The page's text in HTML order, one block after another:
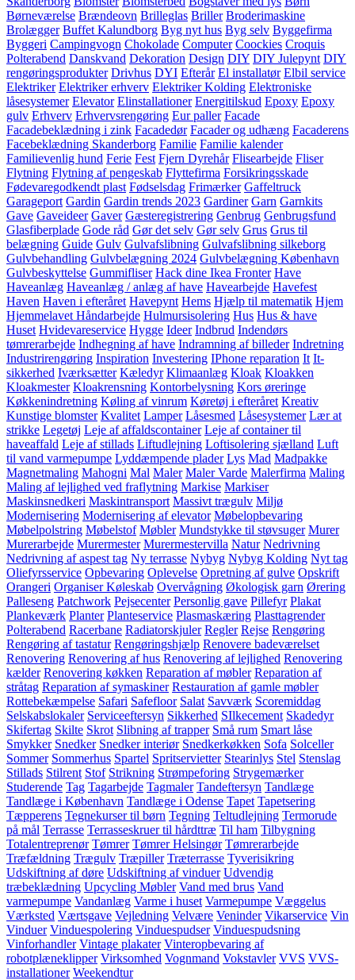
Børneværelse Brændeovn Brilleglas Briller Broderimaskine
Brolægger Buffet Kalundborg Byg nyt hus Byg selv Byggefirma
Byggeri Campingvogn Chokolade Computer Coockies Croquis
Polterabend Danskvand Dekoration Design DIY DIY Julepynt DIY
rengøringsprodukter Drivhus DYI Efterår El installatør Elbil service
Elektriker Elektriker erhverv Elektriker Kolding Elektroniske
låsesystemer Elevator Elinstallationer Energitilskud Epoxy Epoxy
gulv Erhverv Erhvervsrengøring Eur paller Facade
Facadebeklædning i zink Facadedør Facader og udhæng Facaderens
Facebeklædning Skanderborg Familie Familie kalender
Familievenlig hund Ferie Fest Fjern Dyrehår Flisearbejde Fliser
Flytning Flytning af pengeskab Flyttefirma Forsikringsskade
Fødevaregodkendt plast Fødselsdag Frimærker Gaffeltruck
Garageport Gardin Gardin trends 2023 Gardiner Garn Garnkits
Gave Gaveideer Gaver Gæsteregistrering Genbrug Genbrugsfund
Glasfiberplade Gode råd Gør det selv Gør selv Grus Grus til
belægning Guide Gulv Gulvafslibning Gulvafslibning silkeborg
Gulvbehandling Gulvbelægning 2024 Gulvbelægning København
Gulvbeskyttelse Gummifliser Hack dine Ikea Fronter Have
Haveanlæg Haveanlæg / anlæg af have Havearbejde Havefest
Haven Haven i efteråret Havepynt Hems Hjælp til matematik Hjem
Hjemmelavet Håndarbejde Hulmursisolering Hus Hus & have
Huset Hvidevareservice Hygge Ideer Indbrud Indendørs
tømrerarbejde Indhegning af have Indramning af billeder Indretning
Industrirengøring Inspiration Investering IPhone reparation It It-
sikkerhed Iværksætter Kæledyr Klimaanlæg Kloak Kloakken
Kloakmester Kloakrensning Kontorbelysning Kors øreringe
Køkkenindretning Køling af vinrum Køretøj i efteråret Kreativ
Kunstige blomster Kvalitet Lamper Låsesmed Låsesystemer Lær at
strikke Legetøj Leje af affaldscontainer Leje af container til
haveaffald Leje af stillads Liftudlejning Loftisolering sjælland Luft
til vand varmepumpe Lyddæmpende plader Lys Mad Madpakke
Magnetmaling Mahogni Mal Maler Maler Varde Malerfirma Maling
Maling af lejlighed ved fraflytning Markise Markiser
Maskinsnedkeri Maskintransport Massivt trægulv Miljø
Modernisering Modernisering af elevator Møbelopbevaring
Møbelpolstring Møbelstof Møbler Mundstykke til støvsuger Murer
Murerarbejde Murermester Murermestervilla Natur Nedrivning
Nedrivning af aspest tag Ny terrasse Nybyg Nybyg Kolding Nyt tag
Oliefyrsservice Opbevaring Oplevelse Opretning af gulve Opskrift
Orangeri Organiser Køleskab Overvågning Økologisk garn Ørering
Palleseng Patchwork Pejsecenter Personlig gave Pillefyr Plakat
Plankeværk Planter Planteservice Plasmaskæring Plasttagrender
Polterabend Racerbane Radiatorskjuler Regler Rejse Rengøring
Rengøring af tastatur Rengøringshjælp Renovere badeværelset
Renovering Renovering af hus Renovering af lejlighed Renovering
kælder Renovering køkken Reparation af møbler Reparation af
stråtag Reparation af symaskiner Restauration af gamle møbler
Rottebekæmpelse Safari Safefloor Salat Savværk Scoremiddag
Selskabslokaler Serviceeftersyn Sikkerhed SIlkecement Skadedyr
Skifertag Skilte Skrot Slibning af trapper Små rum Smart låse
Smykker Snedker Snedker interiør Snedkerkøkken Sofa Solceller
Sommer Sommerhus Spartel Spritservietter Stearinlys Stel Stenslag
Stillads Stilrent Stof Strikning Strømpeforing Strygemærker
Studerende Tag Tagarbejde Tagmaler Tandeftersyn Tandlæge
Tandlæge i København Tandlæge i Odense Tapet Tapetsering
Tæpperens Tegnekurser til børn Tegning Teltudlejning Termorude
på mål Terrasse Terrasseskruer til hårdttræ Til ham Tilbygning
Totalentreprenør Tømrer Tømrer Helsingør Tømrerarbejde
Træfældning Trægulv Træpiller Træterrasse Tyverisikring
Udskiftning af døre Udskiftning af vinduer Udvendig
træbeklædning Upcycling Møbler Vand med brus Vand
varmepumpe Vandanlæg Varme i huset Varmepumpe Væggelus
Værksted Værtsgave Vejledning Velvære Veninder Vikarservice Vin
Vinduer Vinduespolering Vinduespudser Vinduespudsning
Vinforhandler Vintage plakater Vinteropbevaring af
robotplæneklipper Virksomhed Vognmand Vokstavler VVS VVS-
installationer Weekendtur